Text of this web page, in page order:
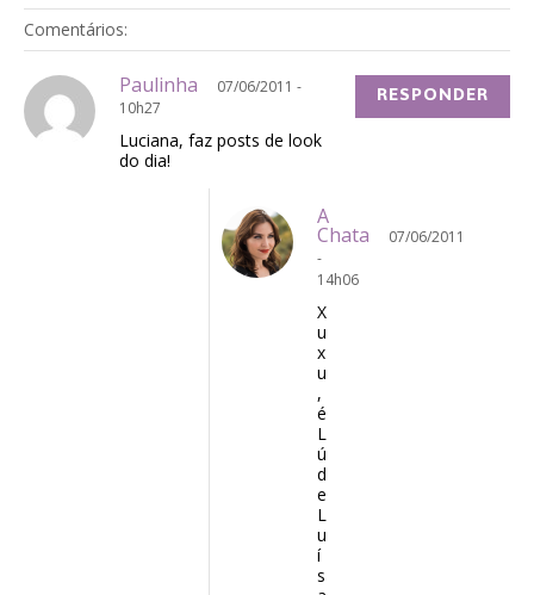
Comentários:
Paulinha
07/06/2011 -
10h27
Luciana, faz posts de look
do dia!
RESPONDER
A
Chata
07/06/2011
-
14h06
X
u
x
u
,
é
L
ú
d
e
L
u
í
s